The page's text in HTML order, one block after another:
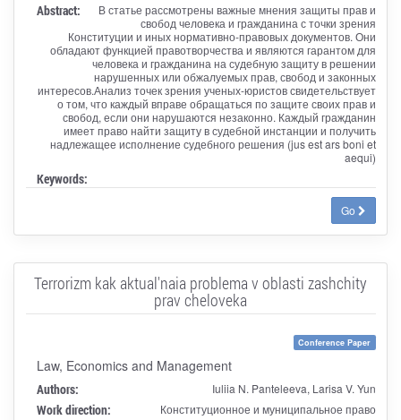
Abstract:
В статье рассмотрены важные мнения защиты прав и
свобод человека и гражданина с точки зрения
Конституции и иных нормативно-правовых документов. Они
обладают функцией правотворчества и являются гарантом для
человека и гражданина на судебную защиту в решении
нарушенных или обжалуемых прав, свобод и законных
интересов.Анализ точек зрения ученых-юристов свидетельствует
о том, что каждый вправе обращаться по защите своих прав и
свобод, если они нарушаются незаконно. Каждый гражданин
имеет право найти защиту в судебной инстанции и получить
надлежащее исполнение судебного решения (jus est ars boni et
aequi)
Keywords:
Go
Terrorizm kak aktual'naia problema v oblasti zashchity
prav cheloveka
Conference Paper
Law, Economics and Management
Authors: Iuliia N. Panteleeva, Larisa V. Yun
Work direction: Конституционное и муниципальное право